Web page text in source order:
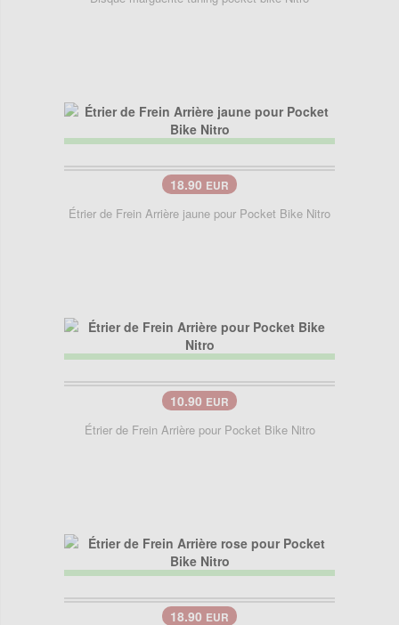
18.90 EUR
Étrier de Frein Arrière jaune pour Pocket Bike Nitro
10.90 EUR
Étrier de Frein Arrière pour Pocket Bike Nitro
18.90 EUR